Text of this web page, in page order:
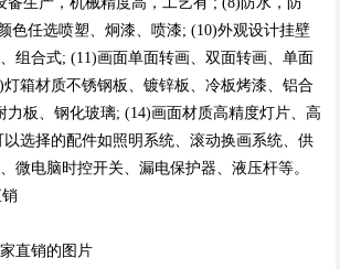
色任选喷塑、炯漆、喷漆; (10)外观设计挂壁
组合式; (11)画面单面转画、双面转画、单面
灯箱材质不锈钢板、镀锌板、冷板烤漆、铝合
力板、钢化玻璃; (14)画面材质高精度灯片、高
选择的配件如照明系统、滚动换画系统、供
微电脑时控开关、漏电保护器、液压杆等。
直销的图片